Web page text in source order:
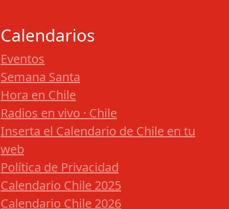
Calendarios
Eventos
Semana Santa
Hora en Chile
Radios en vivo · Chile
Inserta el Calendario de Chile en tu
web
Política de Privacidad
Calendario Chile 2025
Calendario Chile 2026